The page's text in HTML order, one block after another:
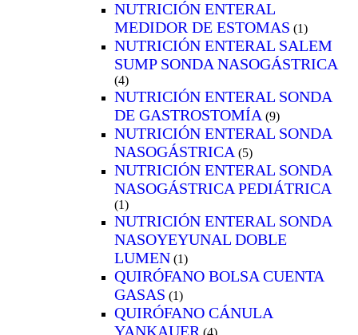
NUTRICIÓN ENTERAL
MEDIDOR DE ESTOMAS (1)
NUTRICIÓN ENTERAL SALEM
SUMP SONDA NASOGÁSTRICA
(4)
NUTRICIÓN ENTERAL SONDA
DE GASTROSTOMÍA (9)
NUTRICIÓN ENTERAL SONDA
NASOGÁSTRICA (5)
NUTRICIÓN ENTERAL SONDA
NASOGÁSTRICA PEDIÁTRICA
(1)
NUTRICIÓN ENTERAL SONDA
NASOYEYUNAL DOBLE
LUMEN (1)
QUIRÓFANO BOLSA CUENTA
GASAS (1)
QUIRÓFANO CÁNULA
YANKAUER (4)